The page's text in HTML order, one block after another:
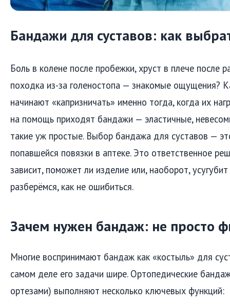
Бандажи для суставов: как
Боль в колене после пробежки, хруст в плече после
походка из-за голеностопа — знакомые ощущения?
начинают «капризничать» именно тогда, когда их
на помощь приходят бандажи — эластичные,
такие уж простые. Выбор бандажа для суставов —
попавшейся повязки в аптеке. Это ответственное
зависит, поможет ли изделие или, наоборот,
разберёмся, как не ошибиться.
Зачем нужен бандаж: не просто
Многие воспринимают бандаж как «костыль» для
самом деле его задачи шире. Ортопедические
ортезами) выполняют несколько ключевых функций: